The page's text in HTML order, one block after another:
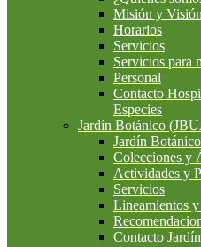
Misión y Visión
Horarios
Servicios
Servicios para
Personal
Contacto
Especies
Jardín Botánico
Jardín
Colecciones y
Actividades y
Servicios
Lineamientos
Contacto